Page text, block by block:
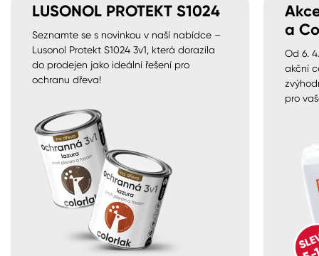
LUSONOL PROTEKT S1024
Seznamte se s novinkou v naší nabídce –
Lusonol Protekt S1024 3v1, která dorazila
do prodejen jako ideální řešení pro
ochranu dřeva!
a
Od 6.
akční
pro